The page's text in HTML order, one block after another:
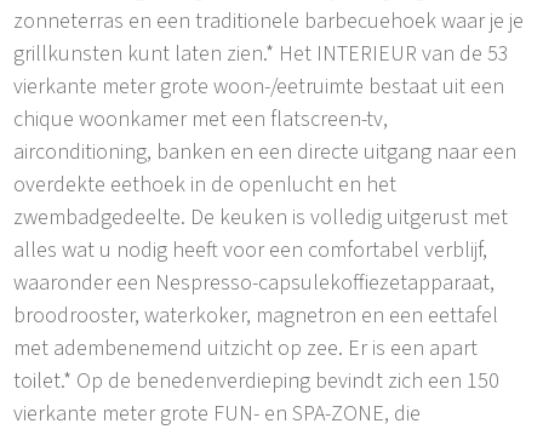
zonneterras en een traditionele barbecuehoek waar je je
grillkunsten kunt laten zien.* Het INTERIEUR van de 53
vierkante meter grote woon-/eetruimte bestaat uit een
chique woonkamer met een flatscreen-tv,
airconditioning, banken en een directe uitgang naar een
overdekte eethoek in de openlucht en het
zwembadgedeelte. De keuken is volledig uitgerust met
alles wat u nodig heeft voor een comfortabel verblijf,
waaronder een Nespresso-capsulekoffiezetapparaat,
broodrooster, waterkoker, magnetron en een eettafel
met adembenemend uitzicht op zee. Er is een apart
toilet.* Op de benedenverdieping bevindt zich een 150
vierkante meter grote FUN- en SPA-ZONE, die